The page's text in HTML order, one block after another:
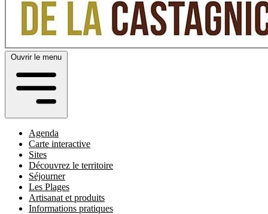
Ouvrir le menu
Agenda
Carte interactive
Sites
Découvrez le territoire
Séjourner
Les Plages
Artisanat et produits
Informations pratiques